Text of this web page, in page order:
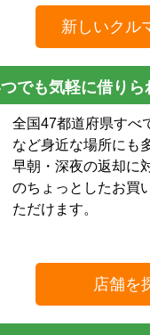
新しいクル
でも気軽に借りら
全国47都道府県すべ
など身近な場所にも
早朝・深夜の返却に
のちょっとしたお買
ただけます。
店舗を